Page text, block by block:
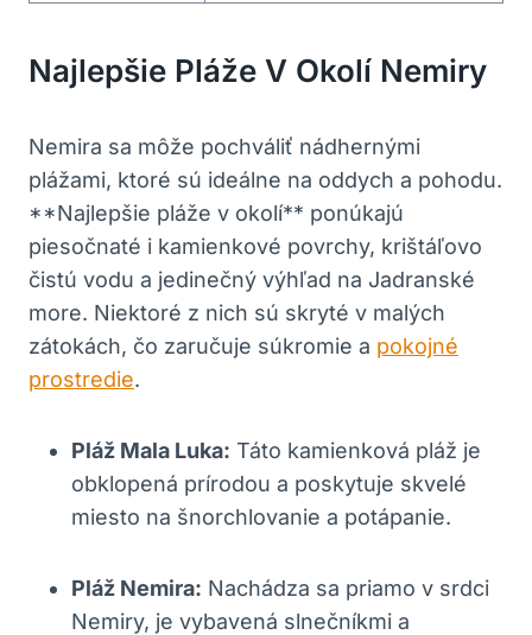
Najlepšie ⁤pláže V⁣ Okolí Nemiry
Nemira sa môže pochváliť nádhernými
plážami,‍ ktoré sú ideálne ⁤na oddych a pohodu.
**Najlepšie pláže v okolí**‍ ponúkajú
piesočnaté i kamienkové povrchy, krištáľovo
čistú⁢ vodu a jedinečný výhľad na Jadranské
more. Niektoré​ z nich‍ sú skryté v ⁢malých
zátokách,‌ čo zaručuje‍ súkromie a pokojné
prostredie.
Pláž Mala ⁣Luka: Táto⁣ kamienková pláž je‌
obklopená⁣ prírodou a poskytuje skvelé
miesto na šnorchlovanie a potápanie.
Pláž Nemira: Nachádza sa priamo‌ v ‍srdci
Nemiry, je‍ vybavená slnečníkmi‌ a